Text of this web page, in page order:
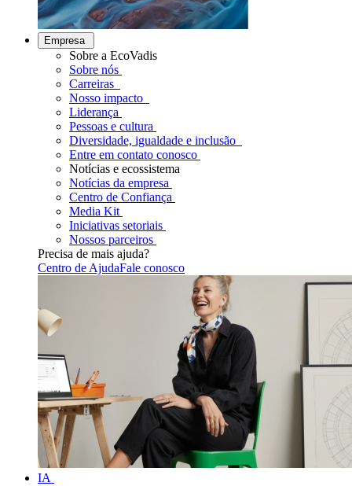
Empresa
Sobre a EcoVadis
Sobre nós
Carreiras
Nosso impacto
Liderança
Pessoas e cultura
Diversidade, igualdade e inclusão
Entre em contato conosco
Notícias e ecossistema
Notícias da empresa
Centro de Confiança
Media Kit
Iniciativas setoriais
Nossos parceiros
Precisa de mais ajuda?
Centro de AjudaFale conosco
IA